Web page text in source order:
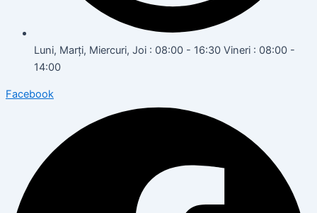
Luni, Marți, Miercuri, Joi : 08:00 - 16:30 Vineri : 08:00 -
14:00
Facebook